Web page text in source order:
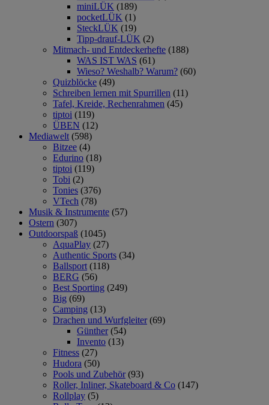
miniLÜK (189)
pocketLÜK (1)
SteckLÜK (19)
Tipp-drauf-LÜK (2)
Mitmach- und Entdeckerhefte (188)
WAS IST WAS (61)
Wieso? Weshalb? Warum? (60)
Quizblöcke (49)
Schreiben lernen mit Spurrillen (11)
Tafel, Kreide, Rechenrahmen (45)
tiptoi (119)
ÜBEN (12)
Mediawelt (598)
Bitzee (4)
Edurino (18)
tiptoi (119)
Tobi (2)
Tonies (376)
VTech (78)
Musik & Instrumente (57)
Ostern (307)
Outdoorspaß (1045)
AquaPlay (27)
Authentic Sports (34)
Ballsport (118)
BERG (56)
Best Sporting (249)
Big (69)
Camping (13)
Drachen und Wurfgleiter (69)
Günther (54)
Invento (13)
Fitness (27)
Hudora (50)
Pools und Zubehör (93)
Roller, Inliner, Skateboard & Co (147)
Rollplay (5)